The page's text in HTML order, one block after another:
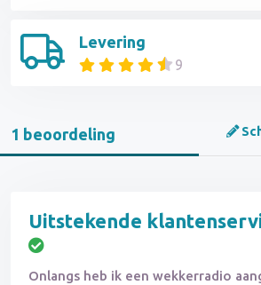
Levering
9
1 beoordeling
Uitstekende
Onlangs heb ik een wekkerradio